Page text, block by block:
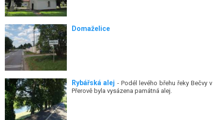
Domaželice
Rybářská alej - Podél levého břehu řeky Bečvy v
Přerově byla vysázena památná alej.